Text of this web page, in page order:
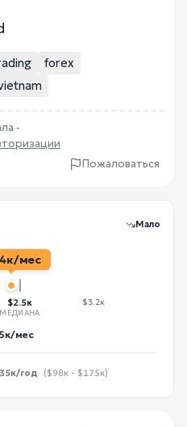
forex
-
Пожаловаться
Мало
мес
$2.5к
МЕДИАНА
$3.2к
мес
год ($98к - $175к)